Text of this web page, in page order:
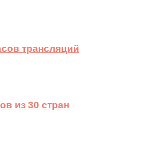
трансляций
из 30 стран